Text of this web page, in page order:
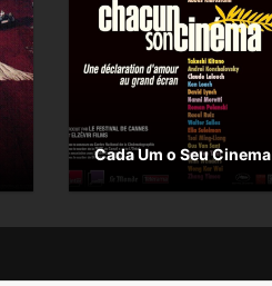
Cada Um o Seu Cinema